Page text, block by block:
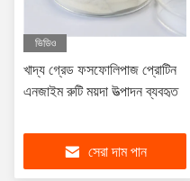
ভিডিও
খাদ্য গ্রেড ফসফোলিপাজ প্রোটিন
এনজাইম রুটি ময়দা উত্পাদন ব্যবহৃত
সেরা দাম পান